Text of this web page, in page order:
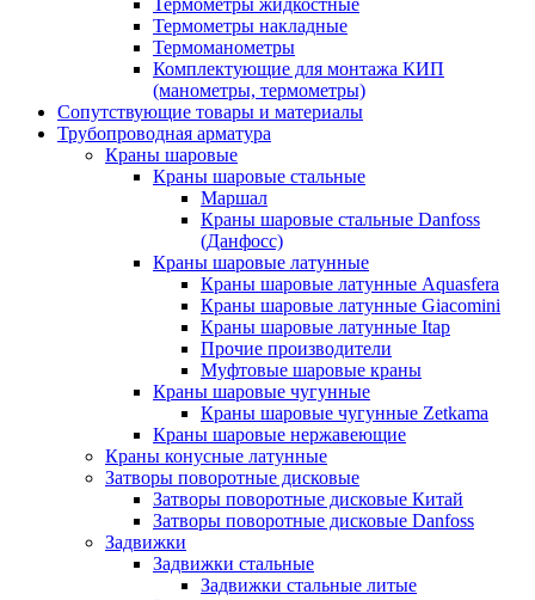
Термометры жидкостные
Термометры накладные
Термоманометры
Комплектующие для монтажа КИП
(манометры, термометры)
Сопутствующие товары и материалы
Трубопроводная арматура
Краны шаровые
Краны шаровые стальные
Маршал
Краны шаровые стальные Danfoss
(Данфосс)
Краны шаровые латунные
Краны шаровые латунные Aquasfera
Краны шаровые латунные Giacomini
Краны шаровые латунные Itap
Прочие производители
Муфтовые шаровые краны
Краны шаровые чугунные
Краны шаровые чугунные Zetkama
Краны шаровые нержавеющие
Краны конусные латунные
Затворы поворотные дисковые
Затворы поворотные дисковые Китай
Затворы поворотные дисковые Danfoss
Задвижки
Задвижки стальные
Задвижки стальные литые